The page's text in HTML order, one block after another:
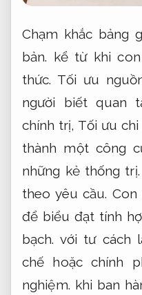
Chạm khắc bảng
bản. kể từ khi
thức. Tối ưu
người biết quan
chính trị, Tối ưu chi
thành một công
những kẻ thống trị.
theo yêu cầu.
để biểu đạt tính
bạch. với tư cách
chế hoặc chính
nghiệm. khi ban